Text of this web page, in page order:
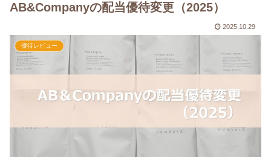
AB&Companyの配当優待変更（2025）
2025.10.29
優待レビュー